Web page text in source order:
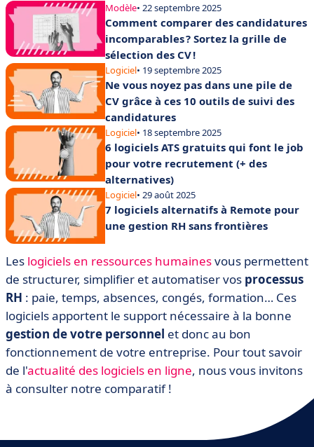
Modèle• 22 septembre 2025
Comment comparer des candidatures
incomparables ? Sortez la grille de
sélection des CV !
Logiciel• 19 septembre 2025
Ne vous noyez pas dans une pile de
CV grâce à ces 10 outils de suivi des
candidatures
Logiciel• 18 septembre 2025
6 logiciels ATS gratuits qui font le job
pour votre recrutement (+ des
alternatives)
Logiciel• 29 août 2025
7 logiciels alternatifs à Remote pour
une gestion RH sans frontières
Les logiciels en ressources humainesvous permettent
de structurer, simplifier et automatiser vos processus
RH : paie, temps, absences, congés, formation… Ces
logiciels apportent le support nécessaire à la bonne
gestion de votre personnel et donc au bon
fonctionnement de votre entreprise. Pour tout savoir
de l'actualité des logiciels en ligne, nous vous invitons
à consulter notre comparatif !